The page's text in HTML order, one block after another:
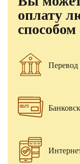
оплату
способом
Перевод